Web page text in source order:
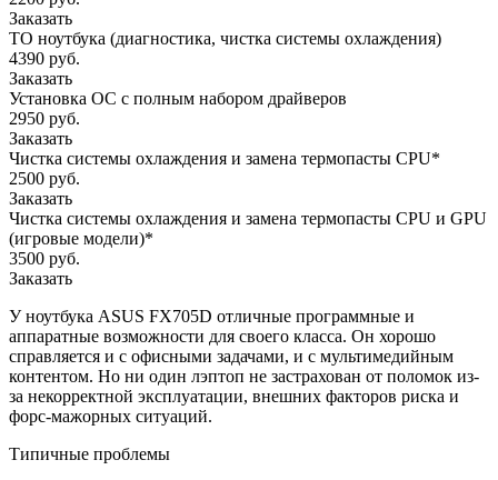
Заказать
ТО ноутбука (диагностика, чистка системы охлаждения)
4390 руб.
Заказать
Установка ОС с полным набором драйверов
2950 руб.
Заказать
Чистка системы охлаждения и замена термопасты CPU*
2500 руб.
Заказать
Чистка системы охлаждения и замена термопасты CPU и GPU
(игровые модели)*
3500 руб.
Заказать
У ноутбука ASUS FX705D отличные программные и
аппаратные возможности для своего класса. Он хорошо
справляется и с офисными задачами, и с мультимедийным
контентом. Но ни один лэптоп не застрахован от поломок из-
за некорректной эксплуатации, внешних факторов риска и
форс-мажорных ситуаций.
Типичные проблемы